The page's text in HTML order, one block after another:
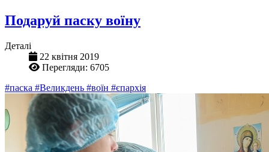
Подаруй паску воїну
Деталі
22 квітня 2019
Перегляди: 6705
#паска #Великдень #воїн #єпархія